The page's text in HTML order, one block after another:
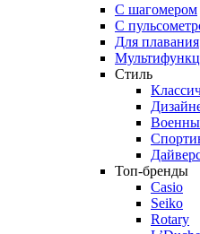
С шагомером
С
Для плавания
Стиль
Топ-бренды
Casio
Seiko
Rotary